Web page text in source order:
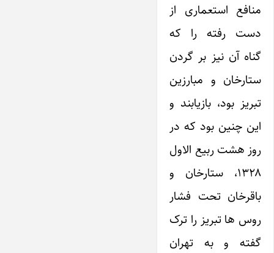
منافع استعماری از
دست رفته را که
گناه آن نیز بر گردن
ستارخان و مبارزین
تبریز بود، بازیابند و
این چنین بود که در
روز هشت ربیع الاول
۱۳۲۸، ستارخان و
باقرخان تحت فشار
روس ها تبریز را ترک
گفته و به تهران